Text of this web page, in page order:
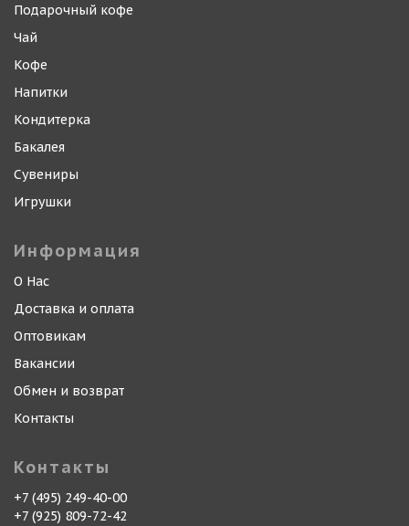
Подарочный кофе
Чай
Кофе
Напитки
Кондитерка
Бакалея
Сувениры
Игрушки
Информация
О Нас
Доставка и оплата
Оптовикам
Вакансии
Обмен и возврат
Контакты
Контакты
+7 (495) 249-40-00
+7 (925) 809-72-42